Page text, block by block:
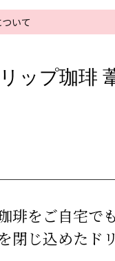
いて
ップ珈琲
琲をご自宅でも
閉じ込めたド